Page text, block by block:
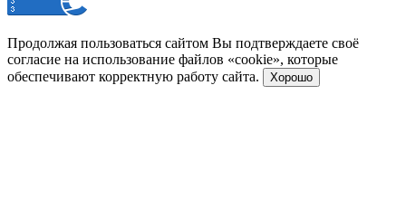
Продолжая пользоваться сайтом Вы подтверждаете своё
согласие на использование файлов «cookie», которые
обеспечивают корректную работу сайта.
Хорошо